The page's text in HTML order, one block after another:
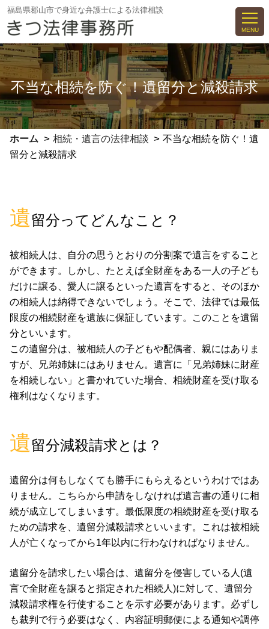
コ
ン
ン
ツ
へ
ス
キ
ッ
福島県郡山市で身近な弁護士による法律相談
MENU
不当な相続を防ぐ！遺留分と減殺請求
ホーム > 相続・遺言の法律相談 > 不当な相続を防ぐ！遺
留分と減殺請求
遺留分ってどんなこと？
被相続人は、自分の思うとおりの分割案で遺言をすること
ができます。しかし、たとえば全財産をある一人の子ども
だけに譲る、愛人に譲るといった遺言をすると、そのほか
の相続人は納得できないでしょう。そこで、法律では最低
限度の相続財産を遺族に保証しています。このことを遺留
分といいます。
この遺留分は、被相続人の子どもや配偶者、親にはありま
すが、兄弟姉妹にはありません。遺言に「兄弟姉妹に財産
を相続しない」と書かれていた場合、相続財産を受け取る
権利はなくなります。
遺留分減殺請求とは？
遺留分は何もしなくても勝手にもらえるというわけではあ
りません。こちらから申請をしなければ遺言書の通りに相
続が成立してしまいます。最低限度の相続財産を受け取る
ための請求を、遺留分減殺請求といいます。これは被相続
人が亡くなってから1年以内に行わなければなりません。
遺留分を請求したい場合は、遺留分を侵害している人(遺
言で全財産を譲ると指定された相続人)に対して、遺留分
減殺請求権を行使することを示す必要があります。必ずし
も裁判で行う必要はなく、内容証明郵便による通知や調停